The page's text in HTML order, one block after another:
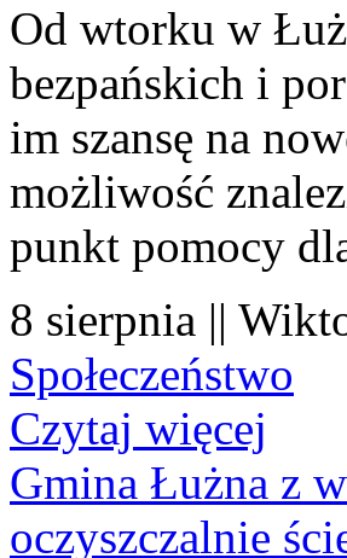
Od wtorku w
bezpańskich i
im szansę na
możliwość
punkt pomocy
8 sierpnia ||
Społeczeństwo
Czytaj więcej
Gmina Łużna z
oczyszczalnie